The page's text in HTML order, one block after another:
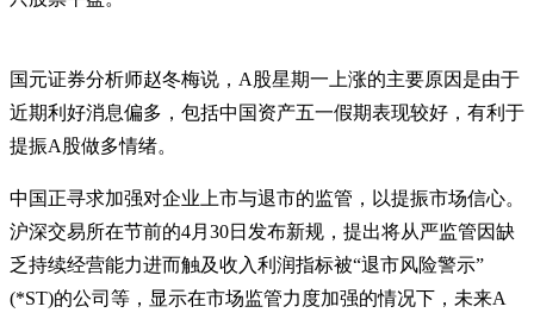
国元证券分析师赵冬梅说，A股星期一上涨的主要原因是由于
近期利好消息偏多，包括中国资产五一假期表现较好，有利于
提振A股做多情绪。
中国正寻求加强对企业上市与退市的监管，以提振市场信心。
沪深交易所在节前的4月30日发布新规，提出将从严监管因缺
乏持续经营能力进而触及收入利润指标被“退市风险警示”
(*ST)的公司等，显示在市场监管力度加强的情况下，未来A